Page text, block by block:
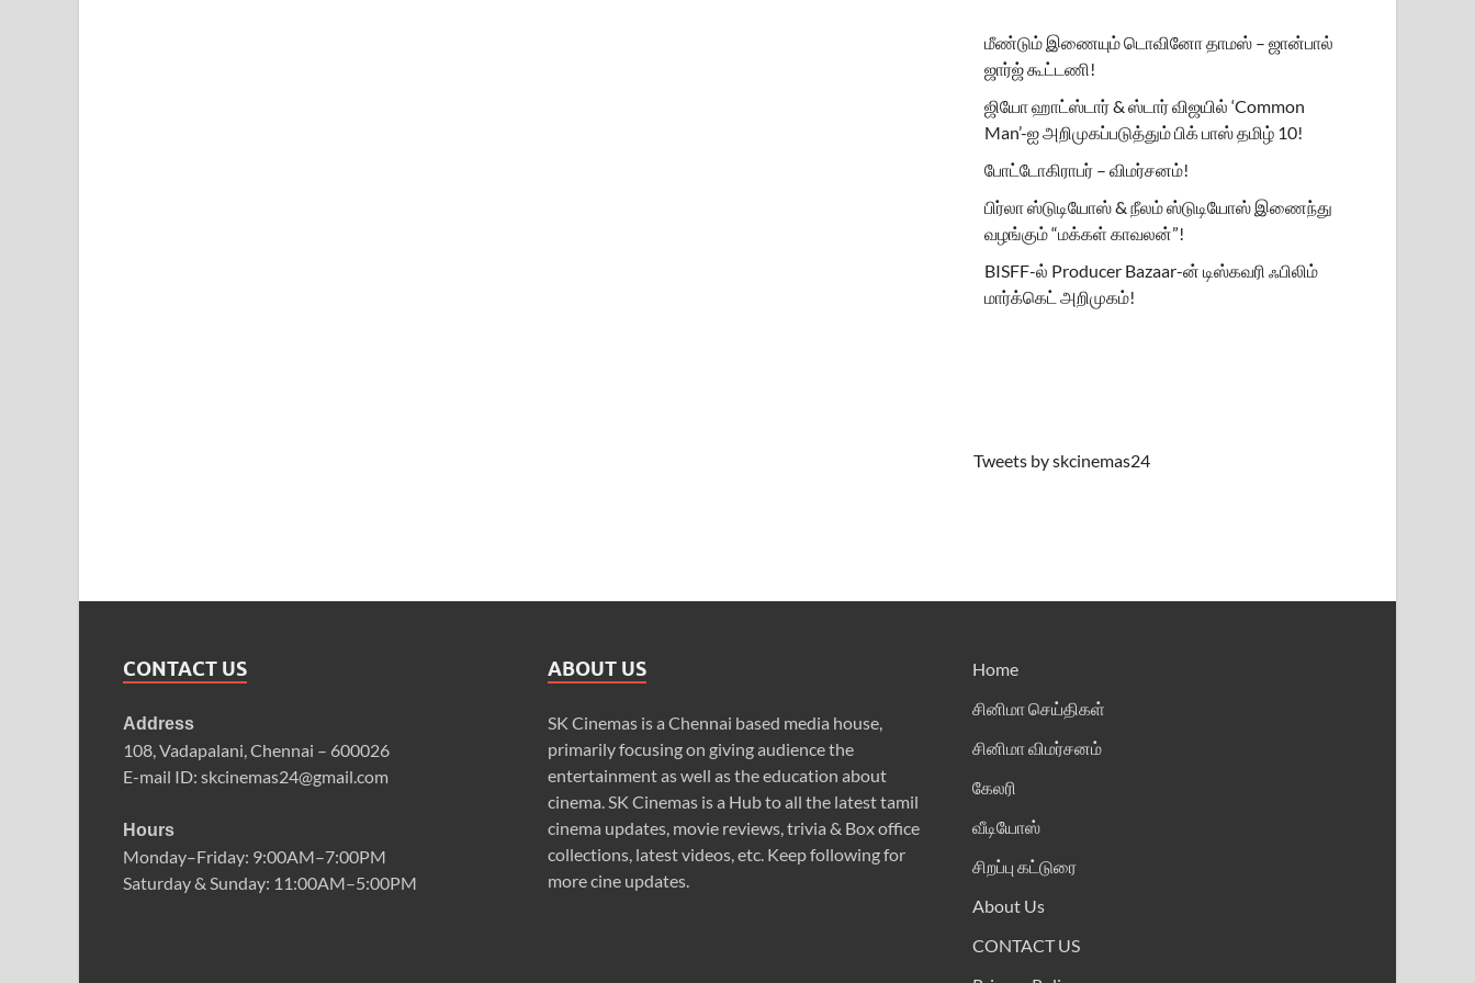
மீண்டும் இணையும் டொவினோ தாமஸ் – ஜான்பால்
ஜார்ஜ் கூட்டணி!
ஜியோ ஹாட்ஸ்டார் & ஸ்டார் விஜயில் ‘Common
Man’-ஐ அறிமுகப்படுத்தும் பிக் பாஸ் தமிழ் 10!
போட்டோகிராபர் – விமர்சனம்!
பிர்லா ஸ்டுடியோஸ் & நீலம் ஸ்டுடியோஸ் இணைந்து
வழங்கும் “மக்கள் காவலன்”!
BISFF-ல் Producer Bazaar-ன் டிஸ்கவரி ஃபிலிம்
மார்க்கெட் அறிமுகம்!
Tweets by skcinemas24
CONTACT US
Address
108, Vadapalani, Chennai – 600026
E-mail ID: skcinemas24@gmail.com
Hours
Monday–Friday: 9:00AM–7:00PM
Saturday & Sunday: 11:00AM–5:00PM
ABOUT US
SK Cinemas is a Chennai based media house,
primarily focusing on giving audience the
entertainment as well as the education about
cinema. SK Cinemas is a Hub to all the latest tamil
cinema updates, movie reviews, trivia & Box office
collections, latest videos, etc. Keep following for
more cine updates.
Home
சினிமா செய்திகள்
சினிமா விமர்சனம்
கேலரி
வீடியோஸ்
சிறப்பு கட்டுரை
About Us
CONTACT US